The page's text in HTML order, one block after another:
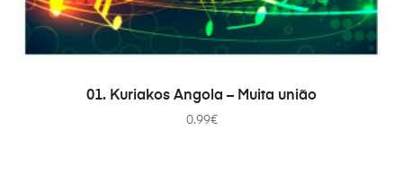
AÑADIR AL CARRITO
01. Kuriakos Angola – Muita união
0.99€